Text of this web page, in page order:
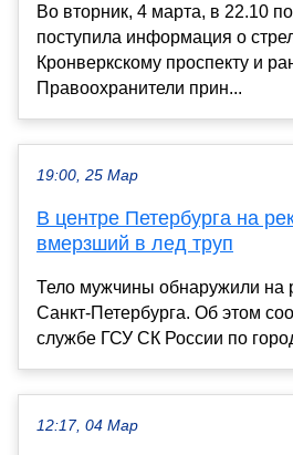
Во вторник, 4 марта, в 22.10
поступила информация о
Кронверкскому проспекту и
Правоохранители прин...
19:00, 25 Мар
В центре Петербурга на
вмерзший в лед труп
Тело мужчины обнаружили на
Санкт-Петербурга. Об этом
службе ГСУ СК России по
12:17, 04 Мар